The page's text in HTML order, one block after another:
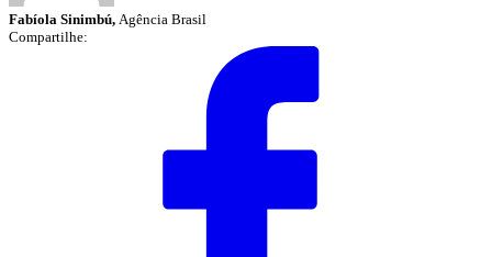
Fabíola Sinimbú, Agência Brasil
Compartilhe: